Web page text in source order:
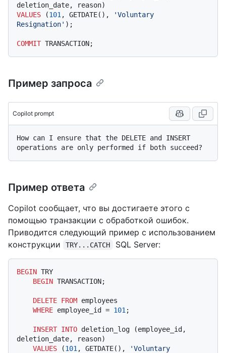
VALUES (101 , GETDATE(),
'Voluntary
Resignation' );
COMMIT
Пример запроса
Copilot prompt
How can I ensure that the DELETE and INSERT
Пример ответа
Copilot сообщает, что вы достигаете этого с
помощью транзакции с обработкой ошибок.
Приводится следующий пример с использованием
конструкции
TRY...CATCH SQL Server:
BEGIN TRY
BEGIN TRANSACTION;
DELETE FROM employees
WHERE employee_id = 101 ;
INSERT INTO deletion_log (employee_id,
deletion_date, reason)
VALUES (101 , GETDATE(),
'Voluntary